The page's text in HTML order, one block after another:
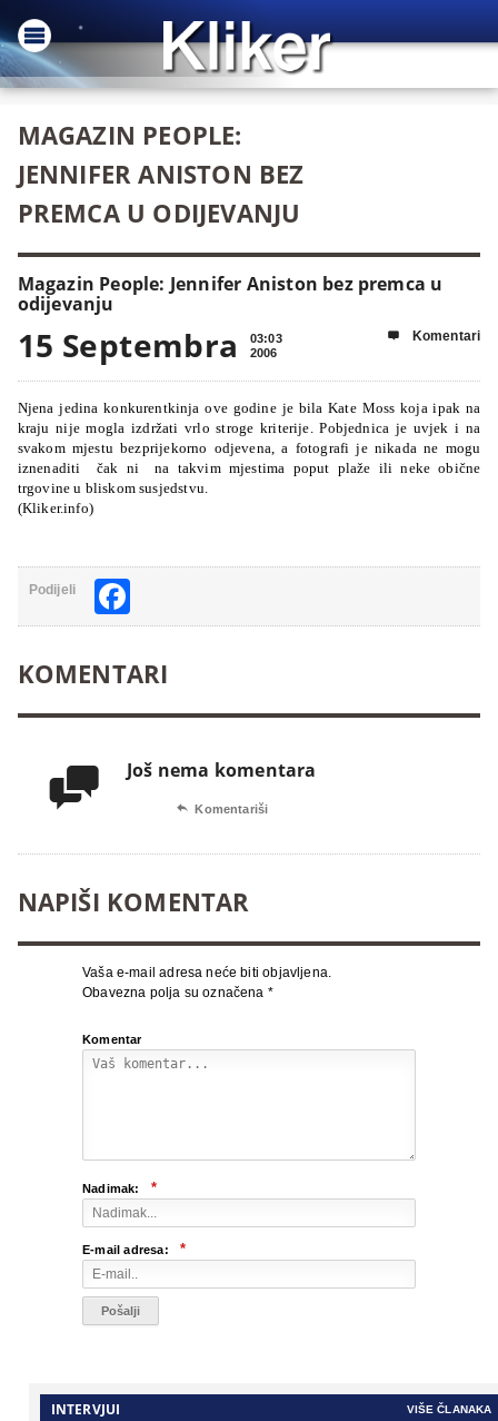
MAGAZIN PEOPLE:
JENNIFER ANISTON BEZ
PREMCA U ODIJEVANJU
Magazin People: Jennifer Aniston bez premca u
odijevanju
15 Septembra
03:03
2006
 Komentari
Njena jedina konkurentkinja ove godine je bila Kate Moss koja ipak na
kraju nije mogla izdržati vrlo stroge kriterije. Pobjednica je uvjek i na
svakom mjestu bezprijekorno odjevena, a fotografi je nikada ne mogu
iznenaditi
čak ni
na takvim mjestima poput plaže ili neke obične
trgovine u bliskom susjedstvu.
(Kliker.info)
Podijeli
KOMENTARI
 Još nema komentara
 Komentariši
NAPIŠI KOMENTAR
Vaša e-mail adresa neće biti objavljena.
Obavezna polja su označena *
Komentar
Nadimak: *
E-mail adresa: *
INTERVJUI VIŠE ČLANAKA